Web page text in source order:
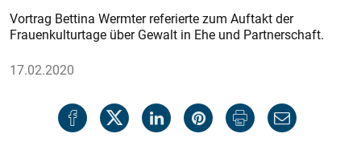
Vortrag Bettina Wermter referierte zum Auftakt der
Frauenkulturtage über Gewalt in Ehe und Partnerschaft.
17.02.2020